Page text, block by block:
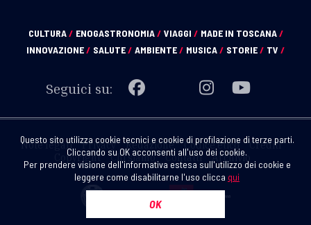
CULTURA/ ENOGASTRONOMIA/ VIAGGI / MADE IN TOSCANA/
INNOVAZIONE/ SALUTE/ AMBIENTE/ MUSICA/ STORIE/ TV /
Seguici su:
Note legali Privacy Redazione Codice etico
Crediti
Copyright
Chi siamo Contatti Archivio
Questo sito utilizza cookie tecnici e cookie di profilazione di terze parti.
Cliccando su OK acconsenti all'uso dei cookie.
Per prendere visione dell'informativa estesa sull'utilizzo dei cookie e
leggere come disabilitarne l'uso clicca qui
OK